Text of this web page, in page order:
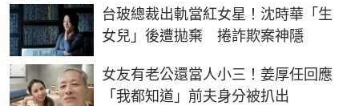
台玻總裁出軌當紅女星！沈時華「生
女兒」後遭拋棄 捲詐欺案神隱
女友有老公還當人小三！姜厚任回應
「我都知道」前夫身分被扒出